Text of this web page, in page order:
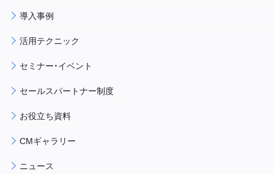
導入事例
活用テクニック
セミナー・イベント
セールスパートナー制度
お役立ち資料
CMギャラリー
ニュース